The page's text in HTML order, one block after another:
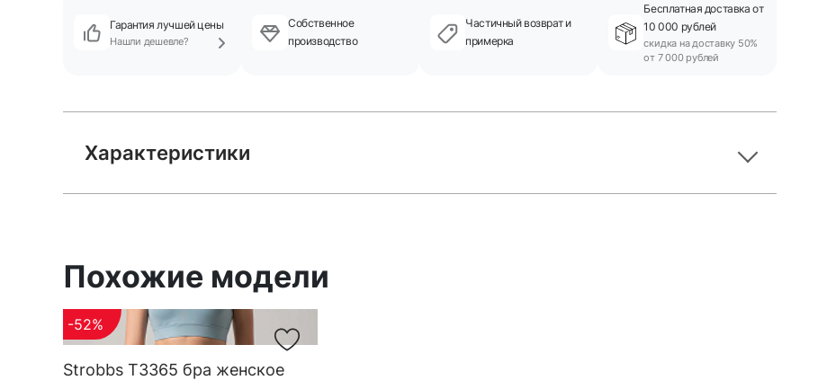
Гарантия лучшей цены
Нашли дешевле?
Собственное
производство
Частичный возврат и
примерка
Бесплатная доставка от
10 000 рублей
скидка на доставку 50%
от 7 000 рублей
Характеристики
Похожие модели
Strobbs T3365 бра женское
-52%